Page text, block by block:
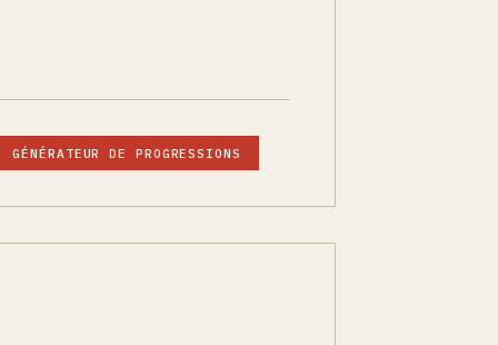
GÉNÉRATEUR DE PROGRESSIONS